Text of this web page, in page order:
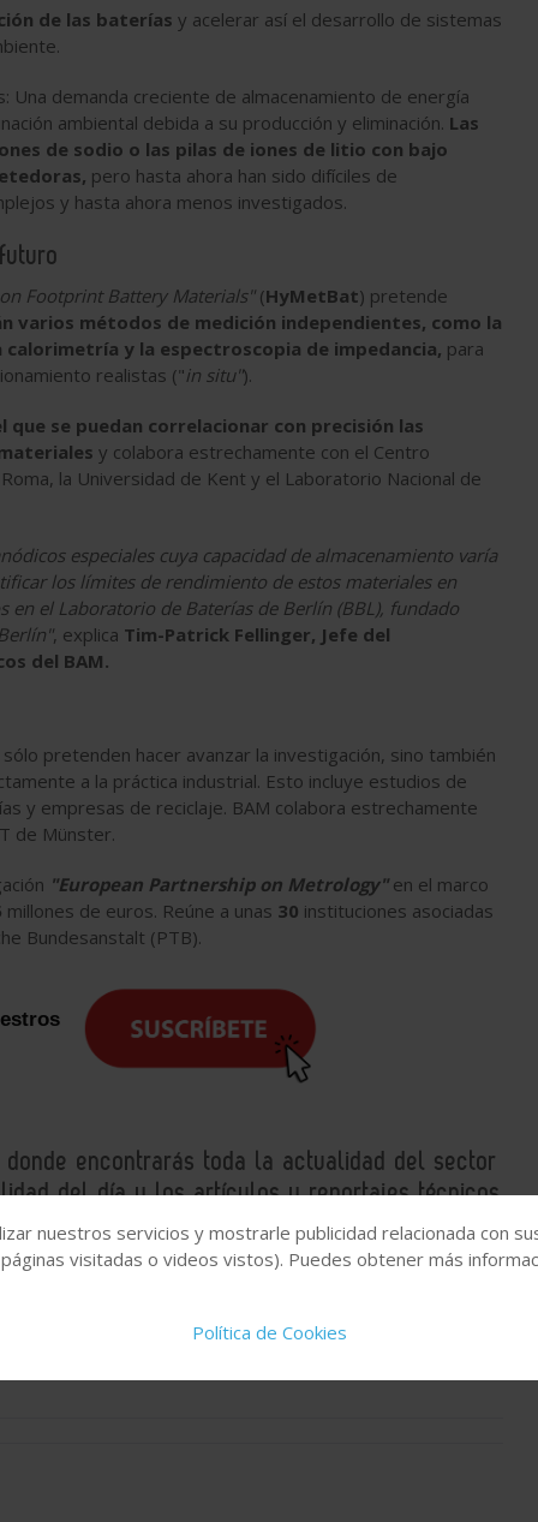
de las baterías y acelerar así el desarrollo de sistemas
demanda creciente de almacenamiento de energía
ambiental debida a su producción y eliminación. Las
de sodio o las pilas de iones de litio con bajo
pero hasta ahora han sido difíciles de
y hasta ahora menos investigados.
Footprint Battery Materials"(HyMetBat) pretende
varios métodos de medición independientes, como la
y la espectroscopia de impedancia, para
realistas ("in situ").
se puedan correlacionar con precisión las
y colabora estrechamente con el Centro
la Universidad de Kent y el Laboratorio Nacional de
especiales cuya capacidad de almacenamiento varía
los límites de rendimiento de estos materiales en
el Laboratorio de Baterías de Berlín (BBL), fundado
, explica Tim-Patrick Fellinger, Jefe del
del BAM.
pretenden hacer avanzar la investigación, sino también
a la práctica industrial. Esto incluye estudios de
y empresas de reciclaje. BAM colabora estrechamente
de Münster.
"European Partnership on Metrology"en el marco
millones de euros. Reúne a unas 30 instituciones asociadas
Bundesanstalt (PTB).
donde encontrarás toda la actualidad del sector
del día y los artículos y reportajes técnicos
nuestros servicios y mostrarle publicidad relacionada con
visitadas o videos vistos). Puedes obtener más
Política de Cookies